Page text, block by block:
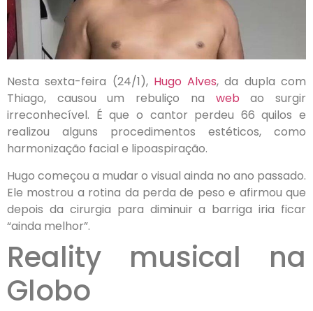
Nesta sexta-feira (24/1), Hugo Alves, da dupla com
Thiago, causou um rebuliço na web ao surgir
irreconhecível. É que o cantor perdeu 66 quilos e
realizou alguns procedimentos estéticos, como
harmonização facial e lipoaspiração.
Hugo começou a mudar o visual ainda no ano passado.
Ele mostrou a rotina da perda de peso e afirmou que
depois da cirurgia para diminuir a barriga iria ficar
“ainda melhor”.
Reality musical na
Globo